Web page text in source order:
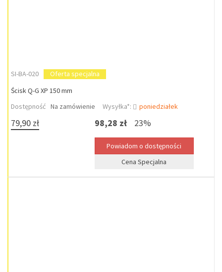
SI-BA-020
Oferta specjalna
Ścisk Q-G XP 150 mm
Dostępność Na zamówienie Wysyłka*: poniedziałek
79,90 zł 98,28 zł 23%
Cena Specjalna